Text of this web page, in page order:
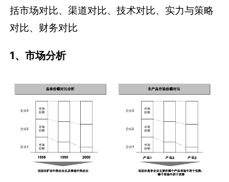
括市场对比、渠道对比、技术对比、实力与策略
对比、财务对比
1、市场分析